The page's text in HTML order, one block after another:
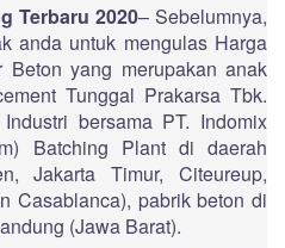
Terbaru 2020– Sebelumnya,
anda untuk mengulas Harga
Beton yang merupakan anak
Tunggal Prakarsa Tbk.
bersama PT. Indomix
Batching Plant di daerah
Jakarta Timur, Citeureup,
Casablanca), pabrik beton di
(Jawa Barat).